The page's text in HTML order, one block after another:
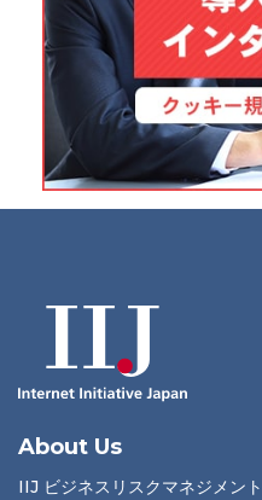
About Us
IIJ ビジネスリスクマネジメン